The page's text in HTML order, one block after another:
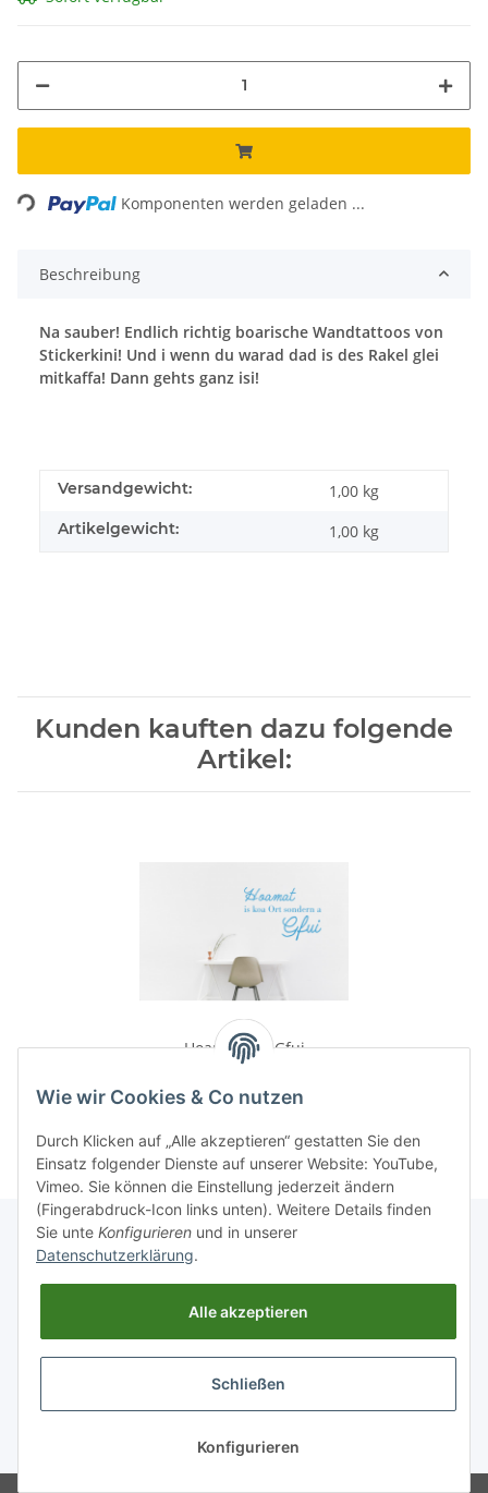
Komponenten werden geladen ...
Beschreibung
Na sauber! Endlich richtig boarische Wandtattoos von
Stickerkini! Und i wenn du warad dad is des Rakel glei
mitkaffa! Dann gehts ganz isi!
Versandgewicht: 1,00 kg
Artikelgewicht: 1,00 kg
Kunden kauften dazu folgende
Artikel:
Hoamat is a Gfui
7,90 € -17,80 €
Informationen
Gesetzliche Informationen
Widerrufsbutton
* Alle Preise inkl. gesetzlicher USt., zzgl.Versand
Wie wir Cookies & Co nutzen
Durch Klicken auf „Alle akzeptieren“ gestatten Sie den
Einsatz folgender Dienste auf unserer Website: YouTube,
Vimeo. Sie können die Einstellung jederzeit ändern
(Fingerabdruck-Icon links unten). Weitere Details finden
Sie unte Konfigurieren und in unserer
Datenschutzerklärung.
Alle akzeptieren
Schließen
Konfigurieren